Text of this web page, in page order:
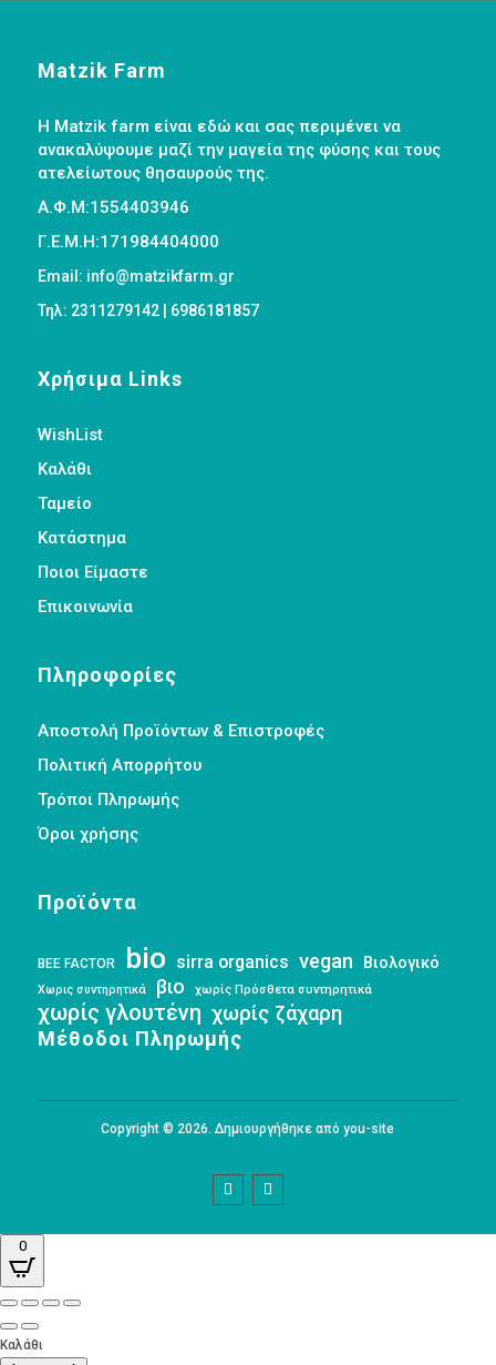
Matzik Farm
Η Matzik farm είναι εδώ και σας περιμένει να
ανακαλύψουμε μαζί την μαγεία της φύσης και τους
ατελείωτους θησαυρούς της.
Α.Φ.Μ:1554403946
Γ.Ε.Μ.Η:171984404000
Email: info@matzikfarm.gr
Τηλ: 2311279142 | 6986181857
Χρήσιμα Links
WishList
Καλάθι
Ταμείο
Κατάστημα
Ποιοι Είμαστε
Επικοινωνία
Πληροφορίες
Αποστολή Προϊόντων & Επιστροφές
Πολιτική Απορρήτου
Τρόποι Πληρωμής
Όροι χρήσης
Προϊόντα
BEE FACTOR bio sirra organics vegan Βιολογικό
Χωρις συντηρητικά βιο χωρίς Πρόσθετα συντηρητικά
χωρίς γλουτένη χωρίς ζάχαρη
Μέθοδοι Πληρωμής
Copyright © 2026. Δημιουργήθηκε από you-site
0
Καλάθι